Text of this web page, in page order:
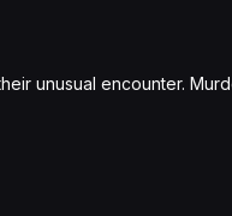
unusual encounter.